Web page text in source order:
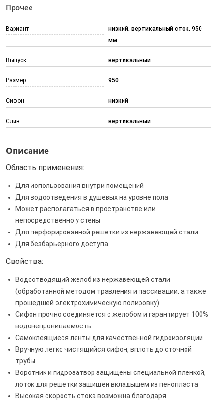
Прочее
Вариант
низкий, вертикальный сток, 950
мм
Выпуск вертикальный
Размер 950
Сифон низкий
Слив вертикальный
Описание
Область применения:
Для использования внутри помещений
Для водоотведения в душевых на уровне пола
Может располагаться в пространстве или
непосредственно у стены
Для перфорированной решетки из нержавеющей стали
Для безбарьерного доступа
Свойства:
Водоотводящий желоб из нержавеющей стали
(обработанной методом травления и пассивации, а также
прошедшей электрохимическую полировку)
Сифон прочно соединяется с желобом и гарантирует 100%
водонепроницаемость
Самоклеящиеся ленты для качественной гидроизоляции
Вручную легко чистящийся сифон, вплоть до сточной
трубы
Воротник и гидрозатвор защищены специальной пленкой,
лоток для решетки защищен вкладышем из пенопласта
Высокая скорость стока возможна благодаря